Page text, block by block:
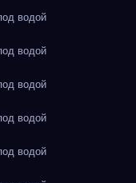
водой
водой
водой
водой
водой